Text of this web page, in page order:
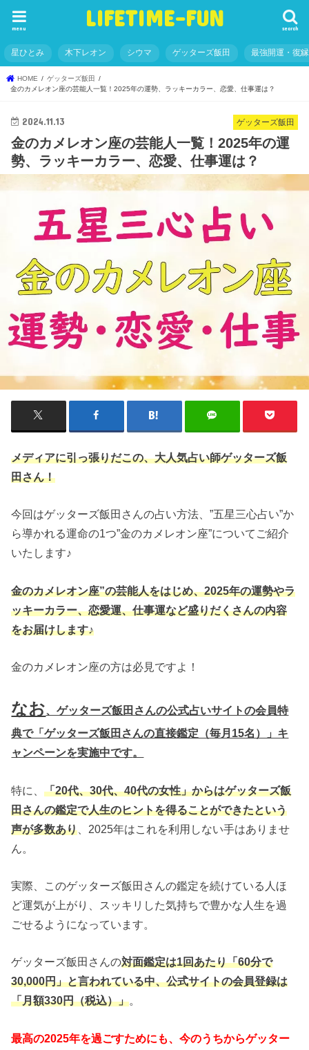
LIFETIME-FUN search
menu
星ひとみ 木下レオン シウマ ゲッターズ飯田 最強開運・復
HOME
ゲッターズ飯田
金のカメレオン座の芸能人一覧！2025年の運勢、ラッキーカラー、恋愛、仕事運は？
ゲッターズ飯田
2024.11.13
金のカメレオン座の芸能人一覧！2025年の運
勢、ラッキーカラー、恋愛、仕事運は？
メディアに引っ張りだこの、大人気占い師ゲッターズ飯
田さん！
今回はゲッターズ飯田さんの占い方法、”五星三心占い”か
ら導かれる運命の1つ”金のカメレオン座”についてご紹介
いたします♪
金のカメレオン座”の芸能人をはじめ、2025年の運勢やラ
ッキーカラー、恋愛運、仕事運など盛りだくさんの内容
をお届けします♪
金のカメレオン座の方は必見ですよ！
なお、ゲッターズ飯田さんの公式占いサイトの会員特
典で「ゲッターズ飯田さんの直接鑑定（毎月15名）」キ
ャンペーンを実施中です。
特に、「20代、30代、40代の女性」からはゲッターズ飯
田さんの鑑定で人生のヒントを得ることができたという
声が多数あり 、2025年はこれを利用しない手はありませ
ん。
実際、このゲッターズ飯田さんの鑑定を続けている人ほ
ど運気が上がり、スッキリした気持ちで豊かな人生を過
ごせるようになっています。
ゲッターズ飯田さんの対面鑑定は1回あたり「60分で
30,000円」と言われている中、公式サイトの会員登録は
「月額330円（税込）」。
最高の2025年を過ごすためにも、今のうちからゲッター